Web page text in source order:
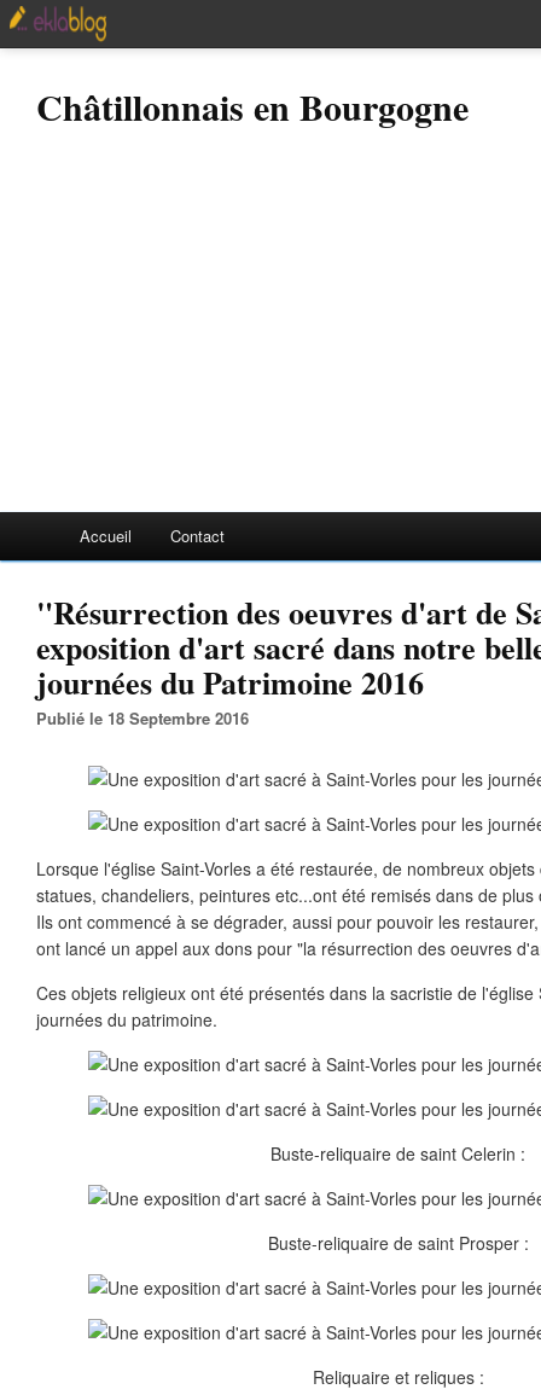
Châtillonnais en Bourgogne
Accueil Contact
"Résurrection des oeuvres d'art de
exposition d'art sacré dans notre
journées du Patrimoine 2016
Publié le 18 Septembre 2016
Lorsque l'église Saint-Vorles a été restaurée, de nombreux
statues, chandeliers, peintures etc...ont été remisés dans de
Ils ont commencé à se dégrader, aussi pour pouvoir les
ont lancé un appel aux dons pour "la résurrection des oeuvres
Ces objets religieux ont été présentés dans la sacristie de
journées du patrimoine.
Buste-reliquaire de saint Celerin :
Buste-reliquaire de saint Prosper :
Reliquaire et reliques :